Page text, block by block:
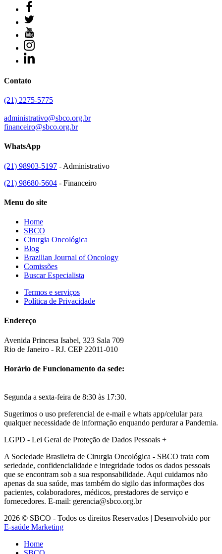
Contato
(21) 2275-5775
administrativo@sbco.org.br
financeiro@sbco.org.br
WhatsApp
(21) 98903-5197 - Administrativo
(21) 98680-5604 - Financeiro
Menu do site
Home
SBCO
Cirurgia Oncológica
Blog
Brazilian Journal of Oncology
Comissões
Buscar Especialista
Termos e serviços
Política de Privacidade
Endereço
Avenida Princesa Isabel, 323 Sala 709
Rio de Janeiro - RJ. CEP 22011-010
Horário de Funcionamento da sede:
Segunda a sexta-feira de 8:30 às 17:30.
Sugerimos o uso preferencial de e-mail e whats app/celular para
qualquer necessidade de informação enquando perdurar a Pandemia.
LGPD - Lei Geral de Proteção de Dados Pessoais +
A Sociedade Brasileira de Cirurgia Oncológica - SBCO trata com
seriedade, confidencialidade e integridade todos os dados pessoais
que se encontram sob a sua responsabilidade. Aqui cuidamos não
apenas da sua saúde, mas também do sigilo das informações dos
pacientes, colaboradores, médicos, prestadores de serviço e
fornecedores. E-mail: gerencia@sbco.org.br
2026 © SBCO - Todos os direitos Reservados | Desenvolvido por
E-saúde Marketing
Home